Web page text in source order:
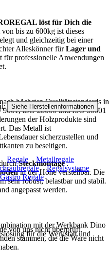
löst für Dich die
bis zu 600kg ist dieses
und gleichzeitig bei einer
Alleskönner fürLager und
für professionelle Anwendungen
höchsten Qualitätsstandards in
ISO 28000 und ISO 50001
der Holzprodukte sind
Das Metall ist
sicherzustellen und
zu beseitigen.
Steckmontage.
in der Höhe verstellbar. Die
sehr robust, belastbar und stabil.
angepasst werden.
mit der Werkbank Dino
für die Werkstatt und
Siehe Herstellerinformationen .
Regale
Metallregale
Regalsysteme
Gastro Regale
von uns nicht überprüft.
stammen, die die Ware nicht